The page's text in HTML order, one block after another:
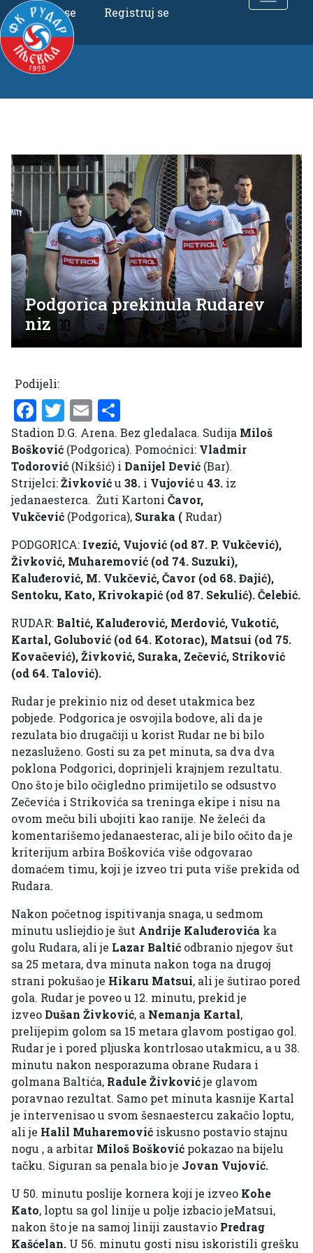
Uloguj se Registruj se
Podgorica prekinula Rudarev
niz
Podijeli:
Facebook
Twitter
Email
Stadion D.G. Arena. Bez gledalaca. Sudija Miloš
Bošković (Podgorica). Pomoćnici: Vladmir
Todorović (Nikšić) i Danijel Dević (Bar).
Strijelci:Živkoviću 38. i Vujoviću 43. iz
jedanaesterca. Žuti Kartoni Čavor,
Vukčević (Podgorica), Suraka ( Rudar)
PODGORICA: Ivezić, Vujović (od 87. P. Vukčević),
Živković, Muharemović (od 74. Suzuki),
Kaluđerović, M. Vukčević, Čavor (od 68. Đajić),
Sentoku, Kato, Krivokapić (od 87. Sekulić). Čelebić.
RUDAR: Baltić, Kaluđerović, Merdović, Vukotić,
Kartal, Golubović (od 64. Kotorac), Matsui (od 75.
Kovačević), Živković, Suraka, Zečević, Striković
(od 64. Talović).
Rudar je prekinio niz od deset utakmica bez
pobjede. Podgorica je osvojila bodove, ali da je
rezulata bio drugačiji u korist Rudar ne bi bilo
nezasluženo. Gosti su za pet minuta, sa dva dva
poklona Podgorici, doprinjeli krajnjem rezultatu.
Ono što je bilo očigledno primijetilo se odsustvo
Zečevića i Strikovića sa treninga ekipe i nisu na
ovom meču bili ubojiti kao ranije. Ne želeći da
komentarišemo jedanaesterac, ali je bilo očito da je
kriterijum arbira Boškovića više odgovarao
domaćem timu, koji je izveo tri puta više prekida od
Rudara.
Nakon početnog ispitivanja snaga, u sedmom
minutu usliejdio je šut Andrije Kaluđerovića ka
golu Rudara, ali je Lazar Baltić odbranio njegov šut
sa 25 metara, dva minuta nakon toga na drugoj
strani pokušao je Hikaru Matsui, ali je šutirao pored
gola. Rudar je poveo u 12. minutu, prekid je
izveo Dušan Živković, a Nemanja Kartal,
prelijepim golom sa 15 metara glavom postigao gol.
Rudar je i pored pljuska kontrlosao utakmicu, a u 38.
minutu nakon nesporazuma obrane Rudara i
golmana Baltića, Radule Živkovićje glavom
poravnao rezultat. Samo pet minuta kasnije Kartal
je intervenisao u svom šesnaestercu zakačio loptu,
ali je Halil Muharemović iskusno postavio stajnu
nogu , a arbitar Miloš Bošković pokazao na bijelu
tačku. Siguran sa penala bio je Jovan Vujović.
U 50. minutu poslije kornera koji je izveo Kohe
Kato, loptu sa gol linije u polje izbacio jeMatsui,
nakon što je na samoj liniji zaustavio Predrag
Kašćelan. U 56. minutu gosti nisu iskoristili grešku